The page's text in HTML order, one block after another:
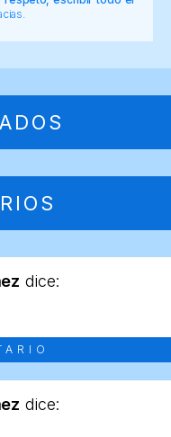
dice:
dice: